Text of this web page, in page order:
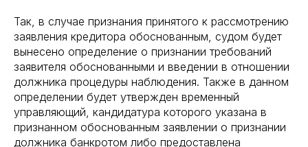
Так, в случае признания принятого к рассмотрению
заявления кредитора обоснованным, судом будет
вынесено определение о признании требований
заявителя обоснованными и введении в отношении
должника процедуры наблюдения. Также в данном
определении будет утвержден временный
управляющий, кандидатура которого указана в
признанном обоснованным заявлении о признании
должника банкротом либо предоставлена